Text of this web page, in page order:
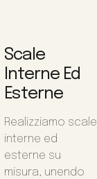
Scale
Interne Ed
Esterne
Realizziamo scale
interne ed
esterne su
misura, unendo